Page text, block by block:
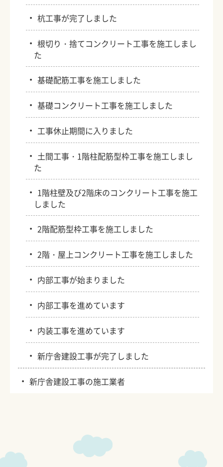
・杭工事が完了しました
・根切り・捨てコンクリート工事を施工しまし
た
・基礎配筋工事を施工しました
・基礎コンクリート工事を施工しました
・ 工事休止期間に入りました
・ 土間工事・1階柱配筋型枠工事を施工しまし
た
・ 1階柱壁及び2階床のコンクリート工事を施工
しました
・2階配筋型枠工事を施工しました
・2階・屋上コンクリート工事を施工しました
・ 内部工事が始まりました
・ 内部工事を進めています
・ 内装工事を進めています
・新庁舎建設工事が完了しました
・新庁舎建設工事の施工業者